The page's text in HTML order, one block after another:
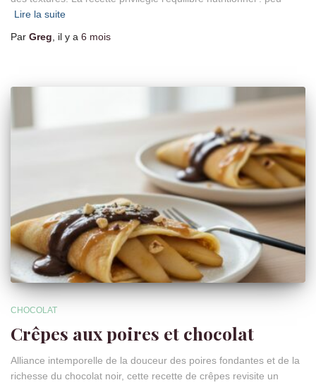
Lire la suite
Par Greg , il y a 6 mois
CHOCOLAT
Crêpes aux poires et chocolat
Alliance intemporelle de la douceur des poires fondantes et de la
richesse du chocolat noir, cette recette de crêpes revisite un